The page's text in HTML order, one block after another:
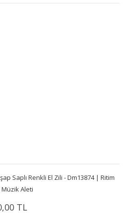
Saplı Renkli El Zili - Dm13874 | Ritim
Müzik Aleti
TL